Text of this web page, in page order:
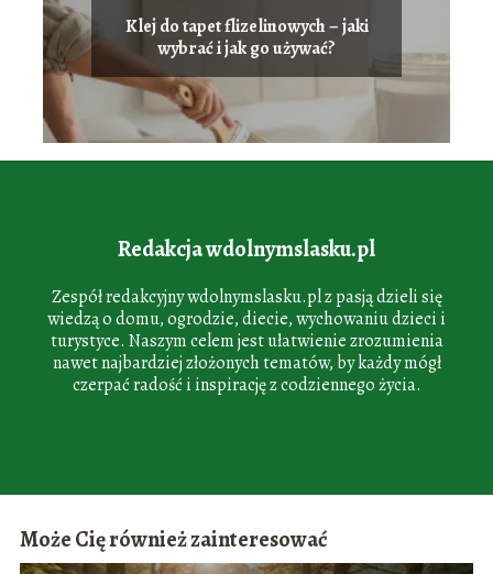
Klej do tapet flizelinowych – jaki
wybrać i jak go używać?
Redakcja wdolnymslasku.pl
Zespół redakcyjny wdolnymslasku.pl z pasją dzieli się
wiedzą o domu, ogrodzie, diecie, wychowaniu dzieci i
turystyce. Naszym celem jest ułatwienie zrozumienia
nawet najbardziej złożonych tematów, by każdy mógł
czerpać radość i inspirację z codziennego życia.
Może Cię również zainteresować